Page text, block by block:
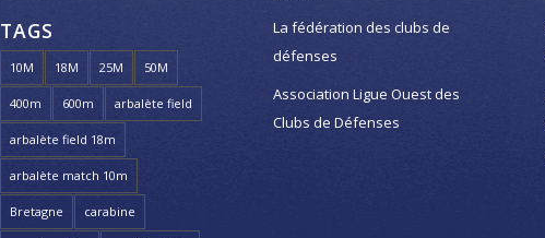
TAGS
10M 18M 25M 50M
400m 600m arbalète field
arbalète field 18m
arbalète match 10m
Bretagne carabine
La fédération des clubs de
défenses
Association Ligue Ouest des
Clubs de Défenses